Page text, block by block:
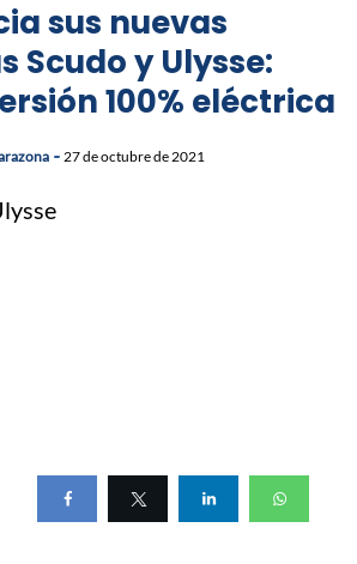
sus nuevas
Scudo y Ulysse:
100% eléctrica
27 de octubre de 2021